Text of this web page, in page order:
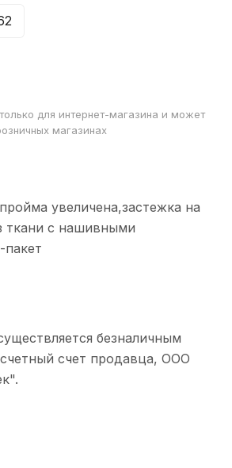
для интернет-магазина и может
магазинах
увеличена,застежка на
ткани с нашивными
пакет
безналичным
счет продавца, ООО